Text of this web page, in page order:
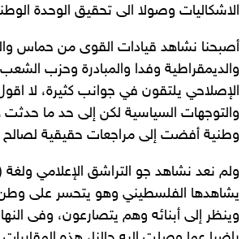
الاشكاليات وصولا الى تحقيق الوحدة
أصبحنا نشاهد قيادات القوى من حماس
والديمقراطية وفدا والمبادرة وحزب الشعب
الإصلاحي يلتقون في جوانب كثيرة، لا
والتوجهات السياسية لكن إلى حد ما
وطنية أفضت إلى مراجعات حقيقية لصالح
ولم نعد نشاهد جو التراشق الإعلامي ولغة
يشاهدها الفلسطيني وهو يتحسر على وطن
وينظر إلى أبنائه وهم يتصارعون، وفى